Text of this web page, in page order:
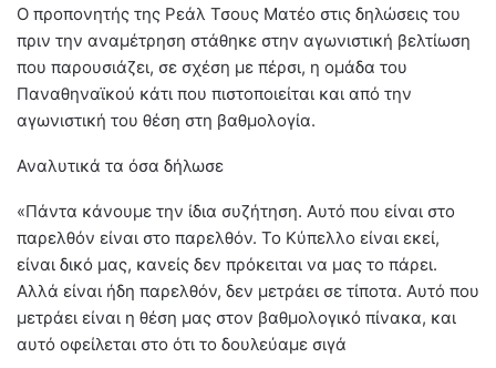
Ο προπονητής της Ρεάλ Τσους Ματέο στις δηλώσεις του
πριν την αναμέτρηση στάθηκε στην αγωνιστική βελτίωση
που παρουσιάζει, σε σχέση με πέρσι, η ομάδα του
Παναθηναϊκού κάτι που πιστοποιείται και από την
αγωνιστική του θέση στη βαθμολογία.
Αναλυτικά τα όσα δήλωσε
«Πάντα κάνουμε την ίδια συζήτηση. Αυτό που είναι στο
παρελθόν είναι στο παρελθόν. Το Κύπελλο είναι εκεί,
είναι δικό μας, κανείς δεν πρόκειται να μας το πάρει.
Αλλά είναι ήδη παρελθόν, δεν μετράει σε τίποτα. Αυτό που
μετράει είναι η θέση μας στον βαθμολογικό πίνακα, και
αυτό οφείλεται στο ότι το δουλεύαμε σιγά